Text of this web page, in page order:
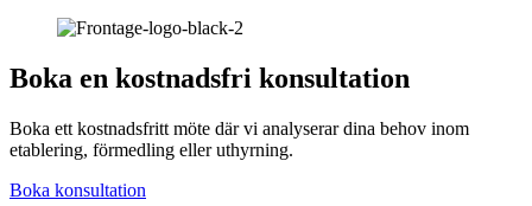
Boka en kostnadsfri konsultation
Boka ett kostnadsfritt möte där vi analyserar dina behov inom
etablering, förmedling eller uthyrning.
Boka konsultation